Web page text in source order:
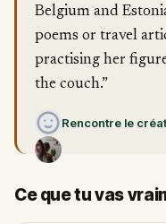
Belgium and
poems or travel
practising her
the couch.”
Rencontre le
Ce que tu vas